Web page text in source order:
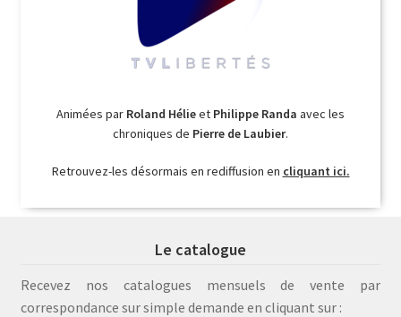
Animées par Roland Hélieet Philippe Randa avec les
chroniques de Pierre de Laubier.
Retrouvez-les désormais en rediffusion en cliquant ici.
Le catalogue
Recevez nos catalogues mensuels de vente par
correspondance sur simple demande en cliquant sur :